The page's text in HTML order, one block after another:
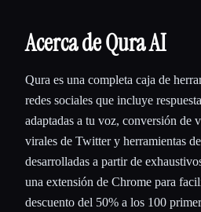
Acerca de Qura AI
Qura es una completa caja de
redes sociales que incluye
adaptadas a tu voz, conversión de
virales de Twitter y herramientas
desarrolladas a partir de
una extensión de Chrome para
descuento del 50% a los 100